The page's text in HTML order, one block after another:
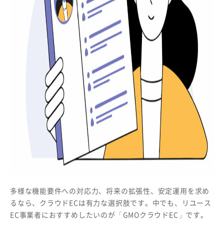
多様な機能要件への対応力、将来の拡張性、安定運用を求め
るなら、クラウドECは有力な選択肢です。中でも、リユース
EC事業者におすすめしたいのが「GMOクラウドEC」です。